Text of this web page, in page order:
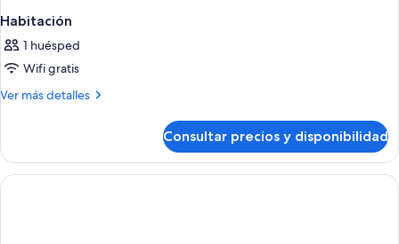
Habitación
1 huésped
Wifi gratis
Ver más detalles
Más
Consultar precios y disponibilidad